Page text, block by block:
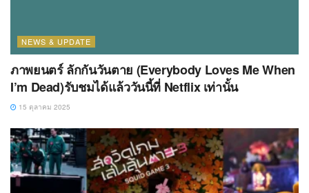
NEWS & UPDATE
ภาพยนตร์ ลักกันวันตาย (Everybody Loves Me When
I’m Dead)รับชมได้แล้ววันนี้ที่ Netflix เท่านั้น
15 ตุลาคม 2025